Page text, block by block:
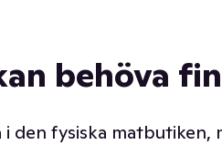
behöva
den fysiska